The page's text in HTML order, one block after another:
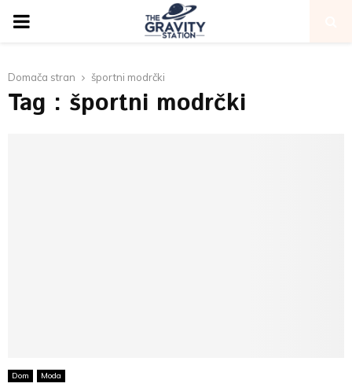
PRIMARY
Domača stran športni modrčki
Tag : športni modrčki
Dom Moda